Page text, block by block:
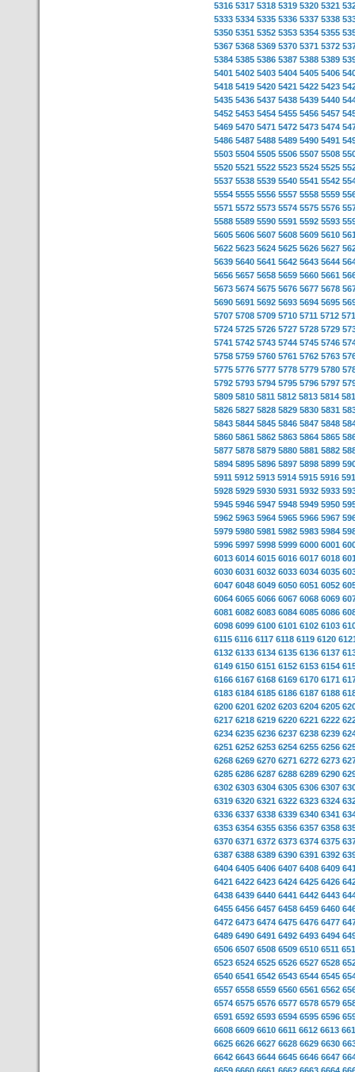
5316 5317 5318 5319 5320 5321
5333 5334 5335 5336 5337 5338
5350 5351 5352 5353 5354 5355
5367 5368 5369 5370 5371 5372
5384 5385 5386 5387 5388 5389
5401 5402 5403 5404 5405 5406
5418 5419 5420 5421 5422 5423
5435 5436 5437 5438 5439 5440
5452 5453 5454 5455 5456 5457
5469 5470 5471 5472 5473 5474
5486 5487 5488 5489 5490 5491
5503 5504 5505 5506 5507 5508
5520 5521 5522 5523 5524 5525
5537 5538 5539 5540 5541 5542
5554 5555 5556 5557 5558 5559
5571 5572 5573 5574 5575 5576
5588 5589 5590 5591 5592 5593
5605 5606 5607 5608 5609 5610
5622 5623 5624 5625 5626 5627
5639 5640 5641 5642 5643 5644
5656 5657 5658 5659 5660 5661
5673 5674 5675 5676 5677 5678
5690 5691 5692 5693 5694 5695
5707 5708 5709 5710 5711 5712
5724 5725 5726 5727 5728 5729
5741 5742 5743 5744 5745 5746
5758 5759 5760 5761 5762 5763
5775 5776 5777 5778 5779 5780
5792 5793 5794 5795 5796 5797
5809 5810 5811 5812 5813 5814
5826 5827 5828 5829 5830 5831
5843 5844 5845 5846 5847 5848
5860 5861 5862 5863 5864 5865
5877 5878 5879 5880 5881 5882
5894 5895 5896 5897 5898 5899
5911 5912 5913 5914 5915 5916
5928 5929 5930 5931 5932 5933
5945 5946 5947 5948 5949 5950
5962 5963 5964 5965 5966 5967
5979 5980 5981 5982 5983 5984
5996 5997 5998 5999 6000 6001
6013 6014 6015 6016 6017 6018
6030 6031 6032 6033 6034 6035
6047 6048 6049 6050 6051 6052
6064 6065 6066 6067 6068 6069
6081 6082 6083 6084 6085 6086
6098 6099 6100 6101 6102 6103
6115 6116 6117 6118 6119 6120
6132 6133 6134 6135 6136 6137
6149 6150 6151 6152 6153 6154
6166 6167 6168 6169 6170 6171
6183 6184 6185 6186 6187 6188
6200 6201 6202 6203 6204 6205
6217 6218 6219 6220 6221 6222
6234 6235 6236 6237 6238 6239
6251 6252 6253 6254 6255 6256
6268 6269 6270 6271 6272 6273
6285 6286 6287 6288 6289 6290
6302 6303 6304 6305 6306 6307
6319 6320 6321 6322 6323 6324
6336 6337 6338 6339 6340 6341
6353 6354 6355 6356 6357 6358
6370 6371 6372 6373 6374 6375
6387 6388 6389 6390 6391 6392
6404 6405 6406 6407 6408 6409
6421 6422 6423 6424 6425 6426
6438 6439 6440 6441 6442 6443
6455 6456 6457 6458 6459 6460
6472 6473 6474 6475 6476 6477
6489 6490 6491 6492 6493 6494
6506 6507 6508 6509 6510 6511
6523 6524 6525 6526 6527 6528
6540 6541 6542 6543 6544 6545
6557 6558 6559 6560 6561 6562
6574 6575 6576 6577 6578 6579
6591 6592 6593 6594 6595 6596
6608 6609 6610 6611 6612 6613
6625 6626 6627 6628 6629 6630
6642 6643 6644 6645 6646 6647